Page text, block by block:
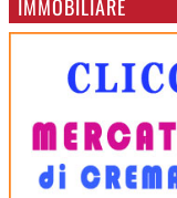
IMMOBILIARE